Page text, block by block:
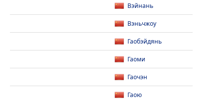
Вэйнань
Вэньчжоу
Гаобэйдянь
Гаоми
Гаочэн
Гаою